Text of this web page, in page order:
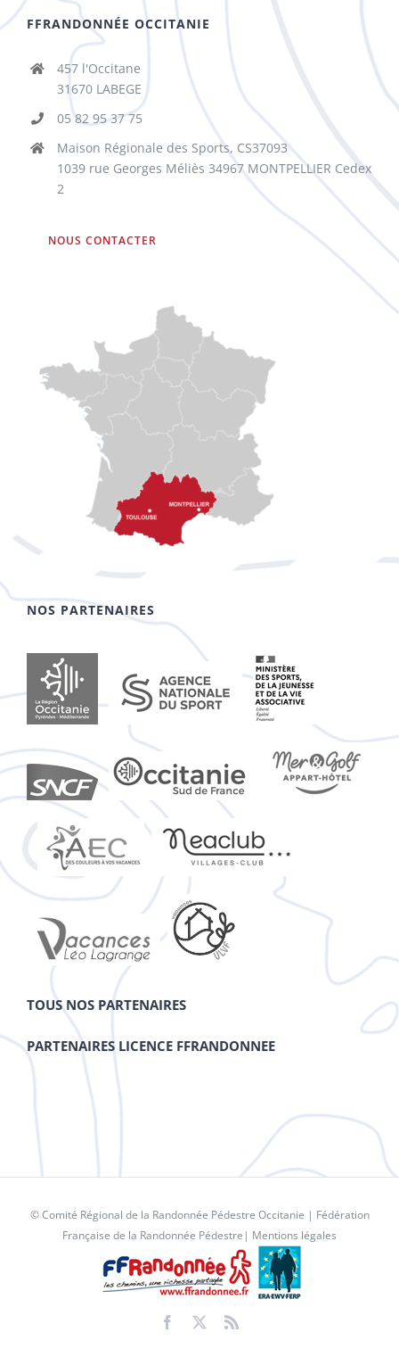
FFRANDONNÉE OCCITANIE
457 l'Occitane
31670 LABEGE
05 82 95 37 75
Maison Régionale des Sports, CS37093
1039 rue Georges Méliès 34967 MONTPELLIER Cedex
2
NOUS CONTACTER
NOS PARTENAIRES
TOUS NOS PARTENAIRES
PARTENAIRES LICENCE FFRANDONNEE
© Comité Régional de la Randonnée Pédestre Occitanie | Fédération
Française de la Randonnée Pédestre | Mentions légales
Facebook